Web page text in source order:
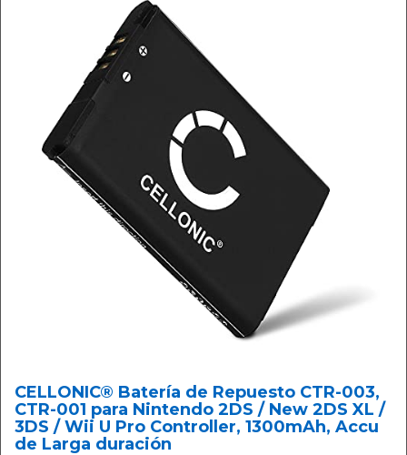
CELLONIC® Batería de Repuesto CTR-003,
CTR-001 para Nintendo 2DS / New 2DS XL /
3DS / Wii U Pro Controller, 1300mAh, Accu
de Larga duración